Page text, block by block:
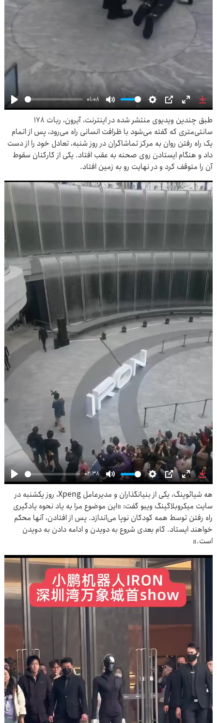
Play
01:08
Mute Settings
PIP Enter
طبق چندین ویدیوی منتشر شده در اینترنت، آیرون، ربات ۱۷۸
سانتی‌متری که گفته می‌شود با ظرافت انسانی راه می‌رود، پس از اتمام
یک راه رفتن روان به مرکز تماشاگران در روز شنبه، تعادل خود را از دست
داد و هنگام ایستادن روی صحنه به عقب افتاد. یکی از کارکنان سقوط
آن را متوقف کرد و در نهایت رو به زمین افتاد.
Play
02:38
Mute Settings
PIP Enter
هه شیائوپنگ، یکی از بنیانگذاران و مدیرعامل Xpeng، روز یکشنبه در
سایت میکروبلاگینگ ویبو گفت: «این موضوع مرا به یاد نحوه یادگیری
راه رفتن توسط همه کودکان نوپا می‌اندازد. پس از افتادن، آنها محکم
خواهند ایستاد. گام بعدی شروع به دویدن و ادامه دادن به دویدن
است.»